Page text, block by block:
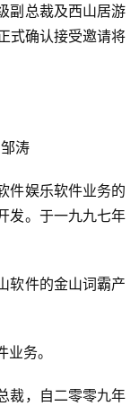
副总裁及西山居游
式确认接受邀请将
涛
件娱乐软件业务的
发。于一九九七年
软件的金山词霸产
务。
裁，自二零零九年